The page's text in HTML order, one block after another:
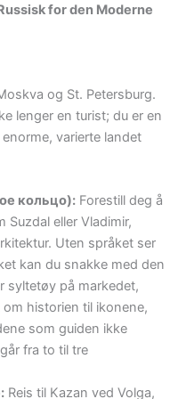
for den Moderne
og St. Petersburg.
lenger en turist; du er en
varierte landet
кольцо): Forestill deg å
Suzdal eller Vladimir,
Uten språket ser
kan du snakke med den
syltetøy på markedet,
historien til ikonene,
som guiden ikke
fra to til tre
Reis til Kazan ved Volga,